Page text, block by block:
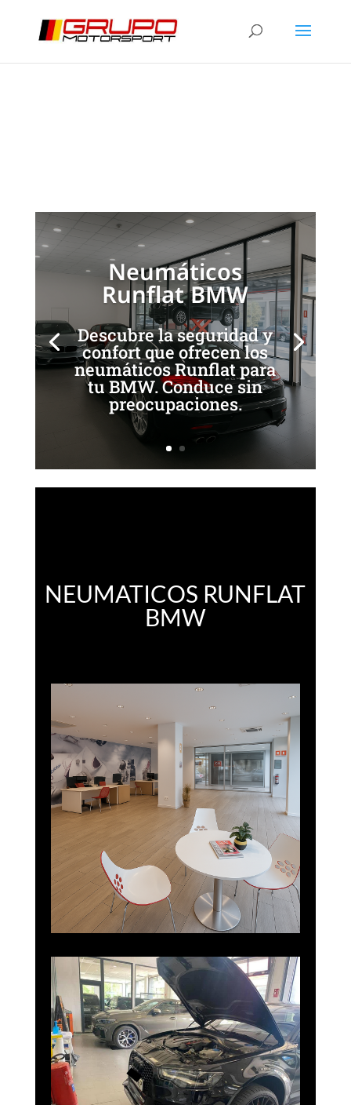
Neumáticos
Runflat BMW
Descubre la seguridad y
confort que ofrecen los
neumáticos Runflat para
tu BMW. Conduce sin
preocupaciones.
[/et_pb_slide] [/et_pb_slide]
NEUMATICOS RUNFLAT
BMW